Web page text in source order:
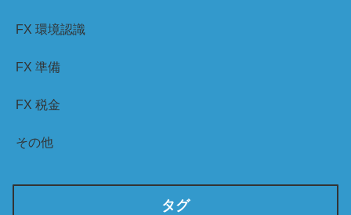
FX 環境認識
FX 準備
FX 税金
その他
タグ